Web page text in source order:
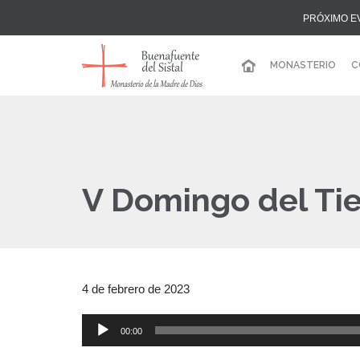
PRÓXIMO
MONASTERIO
V Domingo del
4 de febrero de 2023
00:00